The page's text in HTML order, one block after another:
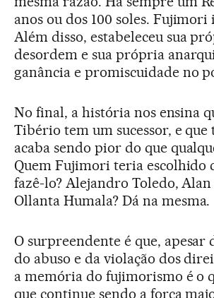
anos ou dos 100 soles.
Além disso, estabeleceu sua
desordem e sua própria
ganância e promiscuidade no
No final, a história nos ensina
Tibério tem um sucessor, e que
acaba sendo pior do que
Quem Fujimori teria escolhido
fazê-lo? Alejandro Toledo, Alan
Ollanta Humala? Dá na mesma.
O surpreendente é que, apesar
do abuso e da violação dos
a memória do fujimorismo é o
que continue sendo a força